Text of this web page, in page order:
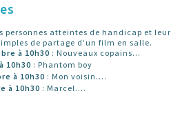
personnes atteintes de handicap et leur
de partage d’un film en salle.
à 10h30 : Nouveaux copains...
10h30 : Phantom boy
à 10h30 : Mon voisin....
à 10h30 : Marcel....